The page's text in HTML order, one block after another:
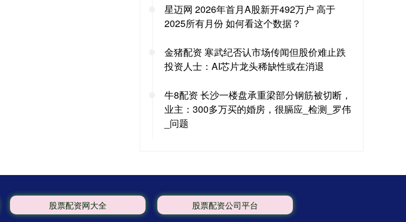
星迈网 2026年首月A股新开492万户 高于
2025所有月份 如何看这个数据？
金猪配资 寒武纪否认市场传闻但股价难止跌
投资人士：AI芯片龙头稀缺性或在消退
牛8配资 长沙一楼盘承重梁部分钢筋被切断，
业主：300多万买的婚房，很膈应_检测_罗伟
_问题
股票配资网大全 股票配资公司平台